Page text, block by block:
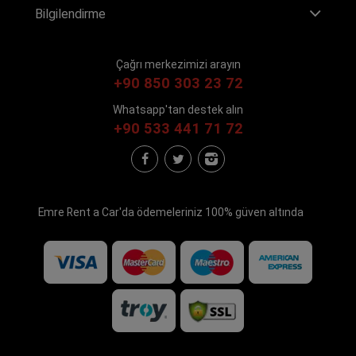
Bilgilendirme
Çağrı merkezimizi arayın
+90 850 303 23 72
Whatsapp'tan destek alın
+90 533 441 71 72
Emre Rent a Car'da ödemeleriniz 100% güven altında